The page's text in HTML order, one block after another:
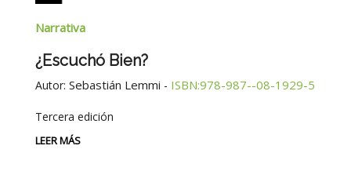
Narrativa
¿Escuchó Bien?
Autor: Sebastián Lemmi - ISBN:978-987--08-1929-5
Tercera edición
LEER MÁS